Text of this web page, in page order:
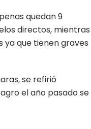
quedan 9
directos, mientras
ya que tienen graves
se refirió
el año pasado se